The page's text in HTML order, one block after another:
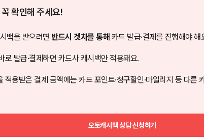
확인해 주세요!
백을 받으려면 반드시 겟차를 통해 카드 발급·결제를 진행해야 해
로 발급·결제하면 카드사 캐시백만 적용돼요.
적용받은 결제 금액에는 카드 포인트·청구할인·마일리지 등 다른
오토캐시백 상담 신청하기